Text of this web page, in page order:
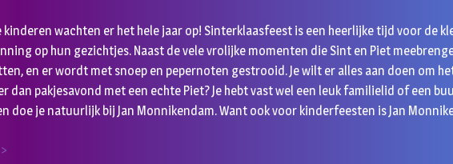
kinderen wachten er het hele jaar op! Sinterklaasfeest is een heerlijke tijd voor de
op hun gezichtjes. Naast de vele vrolijke momenten die Sint en Piet
en er wordt met snoep en pepernoten gestrooid. Je wilt er alles aan doen om
dan pakjesavond met een echte Piet? Je hebt vast wel een leuk familielid of een
doe je natuurlijk bij Jan Monnikendam. Want ook voor kinderfeesten is Jan